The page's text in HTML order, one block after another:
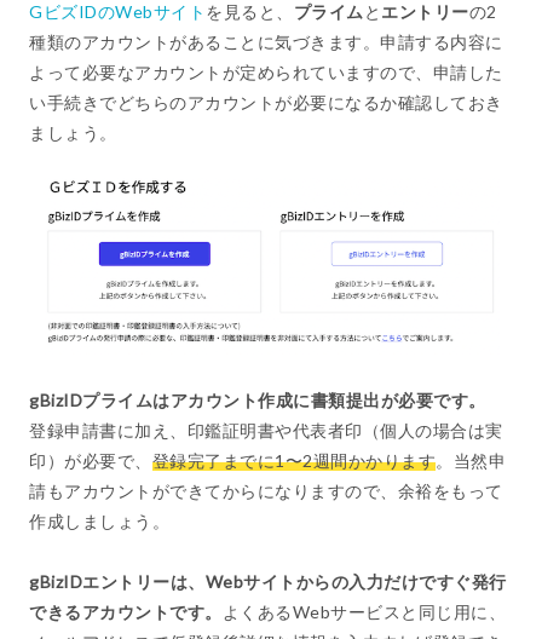
GビズIDのWebサイト を見ると、 プライム と エントリーの2
種類のアカウントがあることに気づきます。申請する内容に
よって必要なアカウントが定められていますので、申請した
い手続きでどちらのアカウントが必要になるか確認しておき
ましょう。
gBizIDプライムはアカウント作成に書類提出が必要です。
登録申請書に加え、印鑑証明書や代表者印（個人の場合は実
印）が必要で、 登録完了までに1〜2週間かかります。当然申
請もアカウントができてからになりますので、余裕をもって
作成しましょう。
gBizIDエントリーは、Webサイトからの入力だけですぐ発行
できるアカウントです。 よくあるWebサービスと同じ用に、